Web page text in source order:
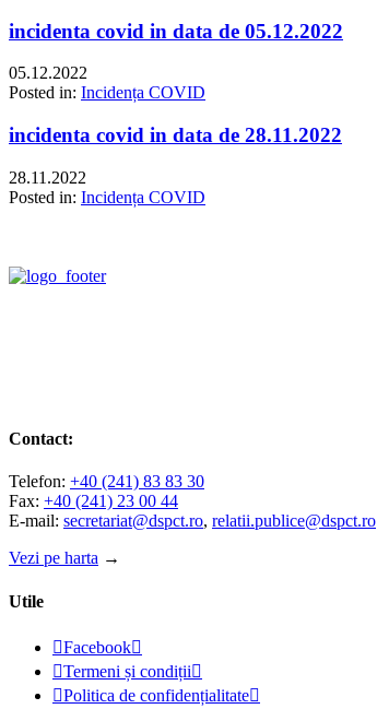
incidenta covid in data de 05.12.2022
05.12.2022
Posted in: Incidența COVID
incidenta covid in data de 28.11.2022
28.11.2022
Posted in: Incidența COVID
Contact:
Telefon: +40 (241) 83 83 30
Fax: +40 (241) 23 00 44
E-mail: secretariat@dspct.ro, relatii.publice@dspct.ro
Vezi pe harta →
Utile
Facebook
Termeni și condiții
Politica de confidențialitate